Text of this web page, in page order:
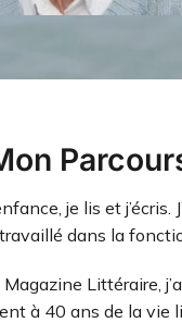
je lis et j’écris.
dans la
Littéraire,
à 40 ans de la vie